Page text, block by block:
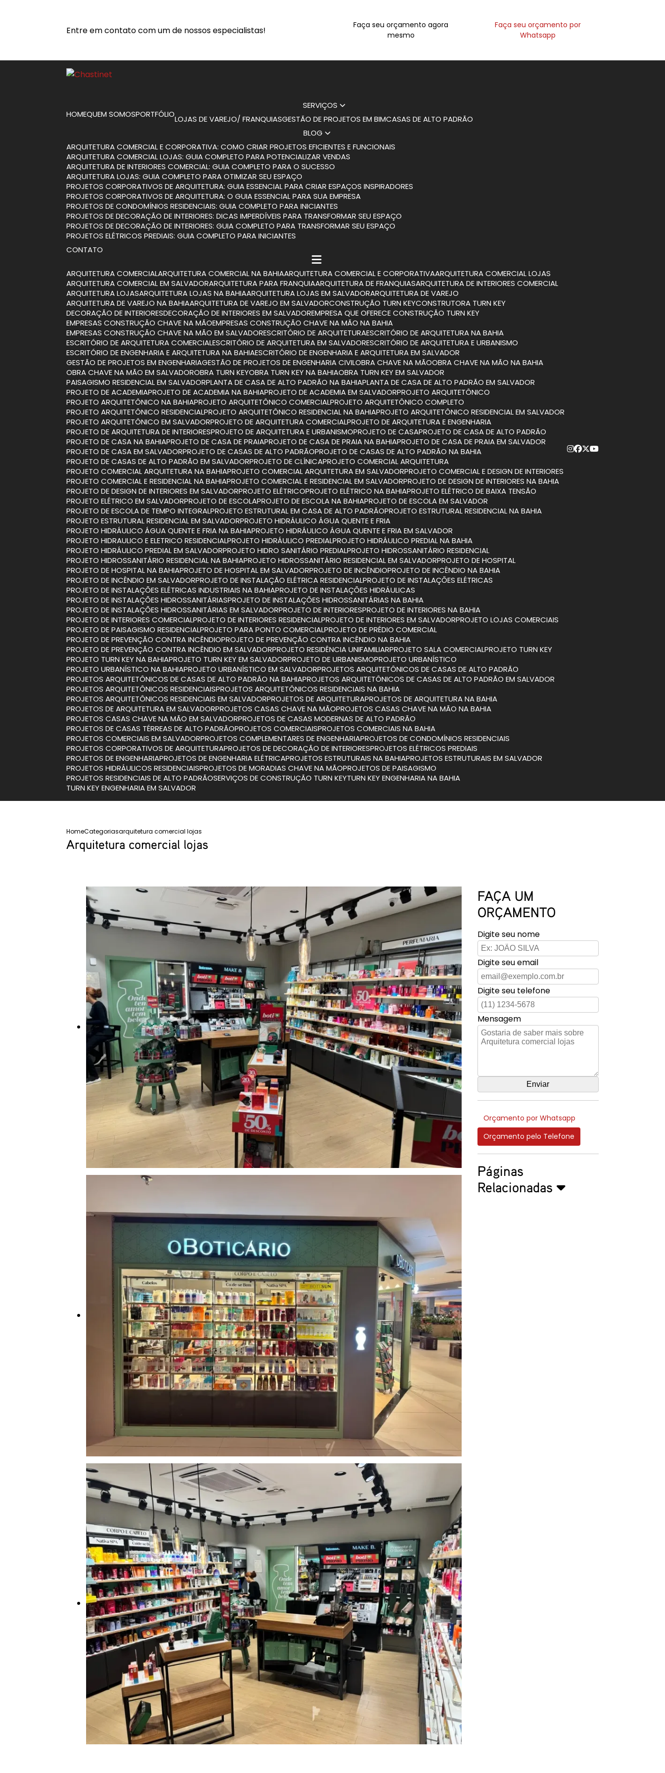
Entre em contato com um de nossos especialistas!
Faça seu orçamento agora
mesmo
Faça seu orçamento por
Whatsapp
HOME QUEM SOMOS PORTFÓLIO
SERVIÇOS
LOJAS DE VAREJO/ FRANQUIAS GESTÃO DE PROJETOS EM BIM CASAS DE ALTO PADRÃO
BLOG
ARQUITETURA COMERCIAL E CORPORATIVA: COMO CRIAR PROJETOS EFICIENTES E FUNCIONAIS
ARQUITETURA COMERCIAL LOJAS: GUIA COMPLETO PARA POTENCIALIZAR VENDAS
ARQUITETURA DE INTERIORES COMERCIAL: GUIA COMPLETO PARA O SUCESSO
ARQUITETURA LOJAS: GUIA COMPLETO PARA OTIMIZAR SEU ESPAÇO
PROJETOS CORPORATIVOS DE ARQUITETURA: GUIA ESSENCIAL PARA CRIAR ESPAÇOS INSPIRADORES
PROJETOS CORPORATIVOS DE ARQUITETURA: O GUIA ESSENCIAL PARA SUA EMPRESA
PROJETOS DE CONDOMÍNIOS RESIDENCIAIS: GUIA COMPLETO PARA INICIANTES
PROJETOS DE DECORAÇÃO DE INTERIORES: DICAS IMPERDÍVEIS PARA TRANSFORMAR SEU ESPAÇO
PROJETOS DE DECORAÇÃO DE INTERIORES: GUIA COMPLETO PARA TRANSFORMAR SEU ESPAÇO
PROJETOS ELÉTRICOS PREDIAIS: GUIA COMPLETO PARA INICIANTES
CONTATO
ARQUITETURA COMERCIAL ARQUITETURA COMERCIAL NA BAHIA ARQUITETURA COMERCIAL E CORPORATIVA ARQUITETURA COMERCIAL LOJAS
ARQUITETURA COMERCIAL EM SALVADOR ARQUITETURA PARA FRANQUIA ARQUITETURA DE FRANQUIAS ARQUITETURA DE INTERIORES COMERCIAL
ARQUITETURA LOJAS ARQUITETURA LOJAS NA BAHIA ARQUITETURA LOJAS EM SALVADOR ARQUITETURA DE VAREJO
ARQUITETURA DE VAREJO NA BAHIA ARQUITETURA DE VAREJO EM SALVADOR CONSTRUÇÃO TURN KEY CONSTRUTORA TURN KEY
DECORAÇÃO DE INTERIORES DECORAÇÃO DE INTERIORES EM SALVADOR EMPRESA QUE OFERECE CONSTRUÇÃO TURN KEY
EMPRESAS CONSTRUÇÃO CHAVE NA MÃO EMPRESAS CONSTRUÇÃO CHAVE NA MÃO NA BAHIA
EMPRESAS CONSTRUÇÃO CHAVE NA MÃO EM SALVADOR ESCRITÓRIO DE ARQUITETURA ESCRITÓRIO DE ARQUITETURA NA BAHIA
ESCRITÓRIO DE ARQUITETURA COMERCIAL ESCRITÓRIO DE ARQUITETURA EM SALVADOR ESCRITÓRIO DE ARQUITETURA E URBANISMO
ESCRITÓRIO DE ENGENHARIA E ARQUITETURA NA BAHIA ESCRITÓRIO DE ENGENHARIA E ARQUITETURA EM SALVADOR
GESTÃO DE PROJETOS EM ENGENHARIA GESTÃO DE PROJETOS DE ENGENHARIA CIVIL OBRA CHAVE NA MÃO OBRA CHAVE NA MÃO NA BAHIA
OBRA CHAVE NA MÃO EM SALVADOR OBRA TURN KEY OBRA TURN KEY NA BAHIA OBRA TURN KEY EM SALVADOR
PAISAGISMO RESIDENCIAL EM SALVADOR PLANTA DE CASA DE ALTO PADRÃO NA BAHIA PLANTA DE CASA DE ALTO PADRÃO EM SALVADOR
PROJETO DE ACADEMIA PROJETO DE ACADEMIA NA BAHIA PROJETO DE ACADEMIA EM SALVADOR PROJETO ARQUITETÔNICO
PROJETO ARQUITETÔNICO NA BAHIA PROJETO ARQUITETÔNICO COMERCIAL PROJETO ARQUITETÔNICO COMPLETO
PROJETO ARQUITETÔNICO RESIDENCIAL PROJETO ARQUITETÔNICO RESIDENCIAL NA BAHIA PROJETO ARQUITETÔNICO RESIDENCIAL EM SALVADOR
PROJETO ARQUITETÔNICO EM SALVADOR PROJETO DE ARQUITETURA COMERCIAL PROJETO DE ARQUITETURA E ENGENHARIA
PROJETO DE ARQUITETURA DE INTERIORES PROJETO DE ARQUITETURA E URBANISMO PROJETO DE CASA PROJETO DE CASA DE ALTO PADRÃO
PROJETO DE CASA NA BAHIA PROJETO DE CASA DE PRAIA PROJETO DE CASA DE PRAIA NA BAHIA PROJETO DE CASA DE PRAIA EM SALVADOR
PROJETO DE CASA EM SALVADOR PROJETO DE CASAS DE ALTO PADRÃO PROJETO DE CASAS DE ALTO PADRÃO NA BAHIA
PROJETO DE CASAS DE ALTO PADRÃO EM SALVADOR PROJETO DE CLÍNICA PROJETO COMERCIAL ARQUITETURA
PROJETO COMERCIAL ARQUITETURA NA BAHIA PROJETO COMERCIAL ARQUITETURA EM SALVADOR PROJETO COMERCIAL E DESIGN DE INTERIORES
PROJETO COMERCIAL E RESIDENCIAL NA BAHIA PROJETO COMERCIAL E RESIDENCIAL EM SALVADOR PROJETO DE DESIGN DE INTERIORES NA BAHIA
PROJETO DE DESIGN DE INTERIORES EM SALVADOR PROJETO ELÉTRICO PROJETO ELÉTRICO NA BAHIA PROJETO ELÉTRICO DE BAIXA TENSÃO
PROJETO ELÉTRICO EM SALVADOR PROJETO DE ESCOLA PROJETO DE ESCOLA NA BAHIA PROJETO DE ESCOLA EM SALVADOR
PROJETO DE ESCOLA DE TEMPO INTEGRAL PROJETO ESTRUTURAL EM CASA DE ALTO PADRÃO PROJETO ESTRUTURAL RESIDENCIAL NA BAHIA
PROJETO ESTRUTURAL RESIDENCIAL EM SALVADOR PROJETO HIDRÁULICO ÁGUA QUENTE E FRIA
PROJETO HIDRÁULICO ÁGUA QUENTE E FRIA NA BAHIA PROJETO HIDRÁULICO ÁGUA QUENTE E FRIA EM SALVADOR
PROJETO HIDRAULICO E ELETRICO RESIDENCIAL PROJETO HIDRÁULICO PREDIAL PROJETO HIDRÁULICO PREDIAL NA BAHIA
PROJETO HIDRÁULICO PREDIAL EM SALVADOR PROJETO HIDRO SANITÁRIO PREDIAL PROJETO HIDROSSANITÁRIO RESIDENCIAL
PROJETO HIDROSSANITÁRIO RESIDENCIAL NA BAHIA PROJETO HIDROSSANITÁRIO RESIDENCIAL EM SALVADOR PROJETO DE HOSPITAL
PROJETO DE HOSPITAL NA BAHIA PROJETO DE HOSPITAL EM SALVADOR PROJETO DE INCÊNDIO PROJETO DE INCÊNDIO NA BAHIA
PROJETO DE INCÊNDIO EM SALVADOR PROJETO DE INSTALAÇÃO ELÉTRICA RESIDENCIAL PROJETO DE INSTALAÇÕES ELÉTRICAS
PROJETO DE INSTALAÇÕES ELÉTRICAS INDUSTRIAIS NA BAHIA PROJETO DE INSTALAÇÕES HIDRÁULICAS
PROJETO DE INSTALAÇÕES HIDROSSANITÁRIAS PROJETO DE INSTALAÇÕES HIDROSSANITÁRIAS NA BAHIA
PROJETO DE INSTALAÇÕES HIDROSSANITÁRIAS EM SALVADOR PROJETO DE INTERIORES PROJETO DE INTERIORES NA BAHIA
PROJETO DE INTERIORES COMERCIAL PROJETO DE INTERIORES RESIDENCIAL PROJETO DE INTERIORES EM SALVADOR PROJETO LOJAS COMERCIAIS
PROJETO DE PAISAGISMO RESIDENCIAL PROJETO PARA PONTO COMERCIAL PROJETO DE PRÉDIO COMERCIAL
PROJETO DE PREVENÇÃO CONTRA INCÊNDIO PROJETO DE PREVENÇÃO CONTRA INCÊNDIO NA BAHIA
PROJETO DE PREVENÇÃO CONTRA INCÊNDIO EM SALVADOR PROJETO RESIDÊNCIA UNIFAMILIAR PROJETO SALA COMERCIAL PROJETO TURN KEY
PROJETO TURN KEY NA BAHIA PROJETO TURN KEY EM SALVADOR PROJETO DE URBANISMO PROJETO URBANÍSTICO
PROJETO URBANÍSTICO NA BAHIA PROJETO URBANÍSTICO EM SALVADOR PROJETOS ARQUITETÔNICOS DE CASAS DE ALTO PADRÃO
PROJETOS ARQUITETÔNICOS DE CASAS DE ALTO PADRÃO NA BAHIA PROJETOS ARQUITETÔNICOS DE CASAS DE ALTO PADRÃO EM SALVADOR
PROJETOS ARQUITETÔNICOS RESIDENCIAIS PROJETOS ARQUITETÔNICOS RESIDENCIAIS NA BAHIA
PROJETOS ARQUITETÔNICOS RESIDENCIAIS EM SALVADOR PROJETOS DE ARQUITETURA PROJETOS DE ARQUITETURA NA BAHIA
PROJETOS DE ARQUITETURA EM SALVADOR PROJETOS CASAS CHAVE NA MÃO PROJETOS CASAS CHAVE NA MÃO NA BAHIA
PROJETOS CASAS CHAVE NA MÃO EM SALVADOR PROJETOS DE CASAS MODERNAS DE ALTO PADRÃO
PROJETOS DE CASAS TÉRREAS DE ALTO PADRÃO PROJETOS COMERCIAIS PROJETOS COMERCIAIS NA BAHIA
PROJETOS COMERCIAIS EM SALVADOR PROJETOS COMPLEMENTARES DE ENGENHARIA PROJETOS DE CONDOMÍNIOS RESIDENCIAIS
PROJETOS CORPORATIVOS DE ARQUITETURA PROJETOS DE DECORAÇÃO DE INTERIORES PROJETOS ELÉTRICOS PREDIAIS
PROJETOS DE ENGENHARIA PROJETOS DE ENGENHARIA ELÉTRICA PROJETOS ESTRUTURAIS NA BAHIA PROJETOS ESTRUTURAIS EM SALVADOR
PROJETOS HIDRÁULICOS RESIDENCIAIS PROJETOS DE MORADIAS CHAVE NA MÃO PROJETOS DE PAISAGISMO
PROJETOS RESIDENCIAIS DE ALTO PADRÃO SERVIÇOS DE CONSTRUÇÃO TURN KEY TURN KEY ENGENHARIA NA BAHIA
TURN KEY ENGENHARIA EM SALVADOR
HomeCategoriasarquitetura comercial lojas
Arquitetura comercial lojas
FAÇA UM
ORÇAMENTO
Digite seu nome
Digite seu email
Digite seu telefone
Mensagem
Orçamento por Whatsapp
Orçamento pelo Telefone
Páginas
Relacionadas